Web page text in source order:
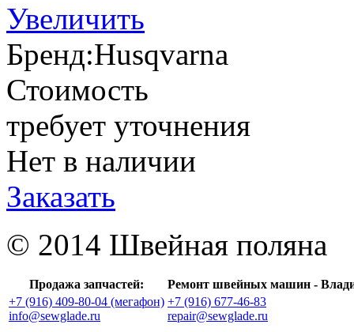
Увеличить
Бренд:Husqvarna
Стоимость
требует уточнения
Нет в наличии
Заказать
© 2014 Швейная поляна
Продажа запчастей:
Ремонт швейных машин -
+7 (916) 409-80-04 (мегафон)
info@sewglade.ru
+7 (916) 677-46-83
repair@sewglade.ru